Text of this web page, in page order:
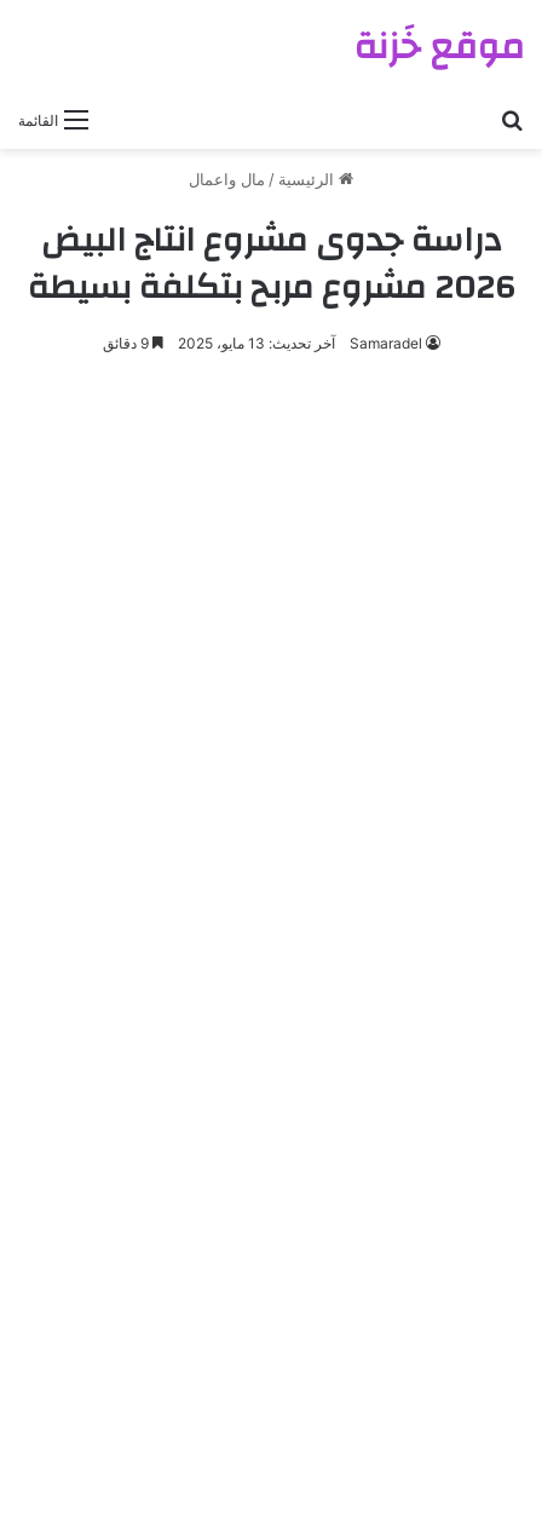
القائمة
موقع خَزنة
الرئيسية / مال واعمال
دراسة جدوى مشروع انتاج البيض
2026 مشروع مربح بتكلفة بسيطة
Samaradel آخر تحديث: 13 مايو، 2025 9 دقائق